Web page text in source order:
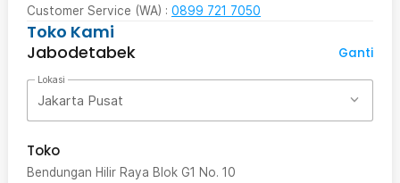
Customer Service (WA) : 0899 721 7050
Toko Kami
Jabodetabek
Ganti
Lokasi
Jakarta Pusat
Toko
Bendungan Hilir Raya Blok G1 No. 10